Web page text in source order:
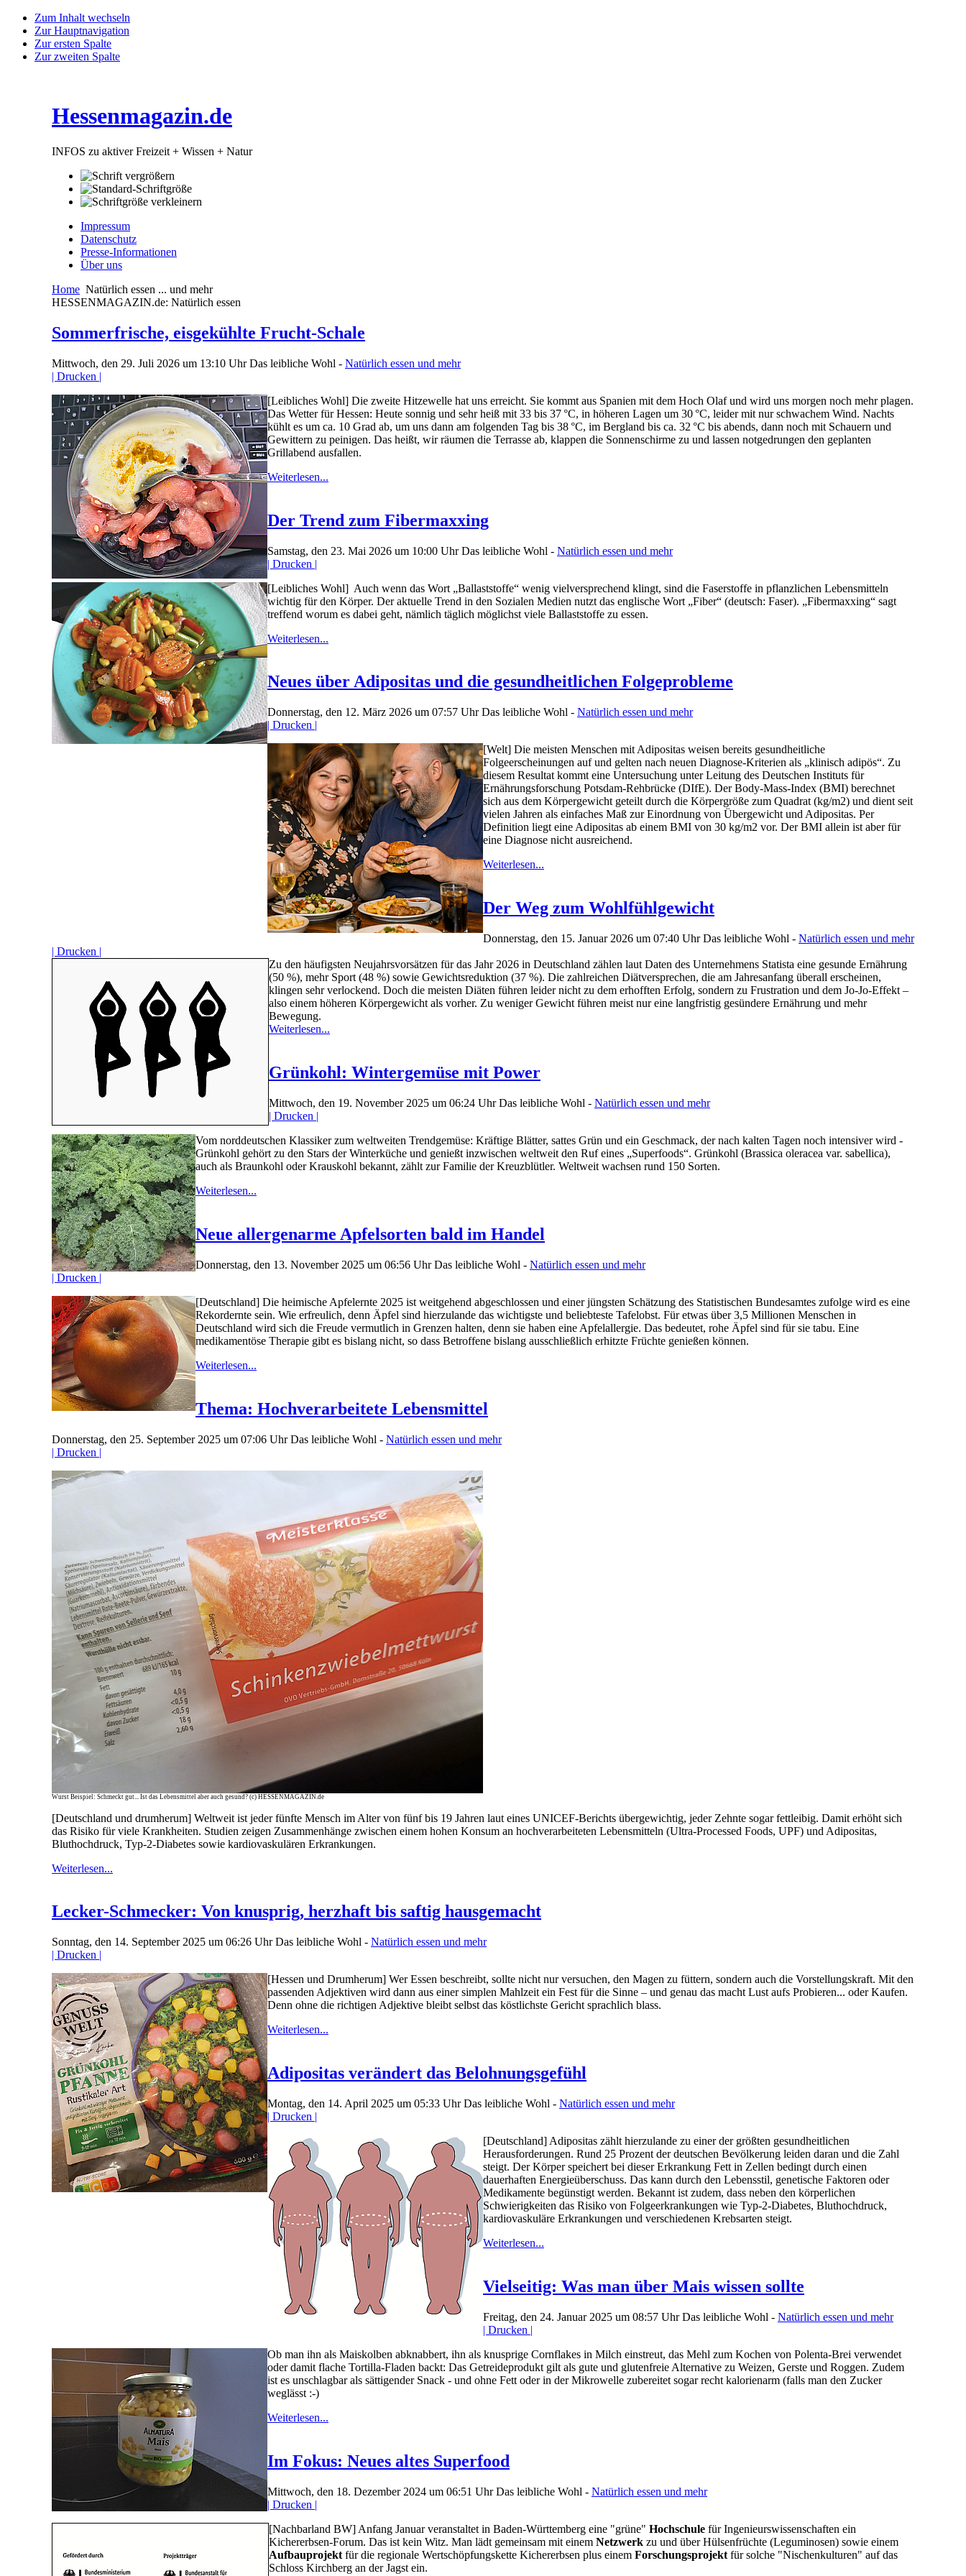
Zum Inhalt wechseln
Zur Hauptnavigation
Zur ersten Spalte
Zur zweiten Spalte
Hessenmagazin.de
INFOS zu aktiver Freizeit + Wissen + Natur
Impressum
Datenschutz
Presse-Informationen
Über uns
Home Natürlich essen ... und mehr
HESSENMAGAZIN.de: Natürlich essen
Sommerfrische, eisgekühlte Frucht-Schale
Mittwoch, den 29. Juli 2026 um 13:10 UhrDas leibliche Wohl - Natürlich essen und mehr
| Drucken |
[Leibliches Wohl] Die zweite Hitzewelle hat uns erreicht. Sie kommt aus Spanien mit dem Hoch Olaf und wird uns morgen noch mehr plagen.
Das Wetter für Hessen: Heute sonnig und sehr heiß mit 33 bis 37 °C, in höheren Lagen um 30 °C, leider mit nur schwachem Wind. Nachts
kühlt es um ca. 10 Grad ab, um uns dann am folgenden Tag bis 38 °C, im Bergland bis ca. 32 °C bis abends, dann noch mit Schauern und
Gewittern zu peinigen. Das heißt, wir räumen die Terrasse ab, klappen die Sonnenschirme zu und lassen notgedrungen den geplanten
Grillabend ausfallen.
Weiterlesen...
Der Trend zum Fibermaxxing
Samstag, den 23. Mai 2026 um 10:00 UhrDas leibliche Wohl - Natürlich essen und mehr
| Drucken |
[Leibliches Wohl] Auch wenn das Wort „Ballaststoffe“ wenig vielversprechend klingt, sind die Faserstoffe in pflanzlichen Lebensmitteln
wichtig für den Körper. Der aktuelle Trend in den Sozialen Medien nutzt das englische Wort „Fiber“ (deutsch: Faser). „Fibermaxxing“ sagt
treffend worum es dabei geht, nämlich täglich möglichst viele Ballaststoffe zu essen.
Weiterlesen...
Neues über Adipositas und die gesundheitlichen Folgeprobleme
Donnerstag, den 12. März 2026 um 07:57 UhrDas leibliche Wohl - Natürlich essen und mehr
| Drucken |
[Welt] Die meisten Menschen mit Adipositas weisen bereits gesundheitliche
Folgeerscheinungen auf und gelten nach neuen Diagnose-Kriterien als „klinisch adipös“. Zu
diesem Resultat kommt eine Untersuchung unter Leitung des Deutschen Instituts für
Ernährungsforschung Potsdam-Rehbrücke (DIfE). Der Body-Mass-Index (BMI) berechnet
sich aus dem Körpergewicht geteilt durch die Körpergröße zum Quadrat (kg/m2) und dient seit
vielen Jahren als einfaches Maß zur Einordnung von Übergewicht und Adipositas. Per
Definition liegt eine Adipositas ab einem BMI von 30 kg/m2 vor. Der BMI allein ist aber für
eine Diagnose nicht ausreichend.
Weiterlesen...
Der Weg zum Wohlfühlgewicht
Donnerstag, den 15. Januar 2026 um 07:40 UhrDas leibliche Wohl - Natürlich essen und mehr
| Drucken |
Zu den häufigsten Neujahrsvorsätzen für das Jahr 2026 in Deutschland zählen laut Daten des Unternehmens Statista eine gesunde Ernährung
(50 %), mehr Sport (48 %) sowie Gewichtsreduktion (37 %). Die zahlreichen Diätversprechen, die am Jahresanfang überall erscheinen,
klingen sehr verlockend. Doch die meisten Diäten führen leider nicht zu dem erhofften Erfolg, sondern zu Frustration und dem Jo-Jo-Effekt –
also einem höheren Körpergewicht als vorher. Zu weniger Gewicht führen meist nur eine langfristig gesündere Ernährung und mehr
Bewegung.
Weiterlesen...
Grünkohl: Wintergemüse mit Power
Mittwoch, den 19. November 2025 um 06:24 UhrDas leibliche Wohl - Natürlich essen und mehr
| Drucken |
Vom norddeutschen Klassiker zum weltweiten Trendgemüse: Kräftige Blätter, sattes Grün und ein Geschmack, der nach kalten Tagen noch intensiver wird -
Grünkohl gehört zu den Stars der Winterküche und genießt inzwischen weltweit den Ruf eines „Superfoods“. Grünkohl (Brassica oleracea var. sabellica),
auch als Braunkohl oder Krauskohl bekannt, zählt zur Familie der Kreuzblütler. Weltweit wachsen rund 150 Sorten.
Weiterlesen...
Neue allergenarme Apfelsorten bald im Handel
Donnerstag, den 13. November 2025 um 06:56 UhrDas leibliche Wohl - Natürlich essen und mehr
| Drucken |
[Deutschland] Die heimische Apfelernte 2025 ist weitgehend abgeschlossen und einer jüngsten Schätzung des Statistischen Bundesamtes zufolge wird es eine
Rekordernte sein. Wie erfreulich, denn Äpfel sind hierzulande das wichtigste und beliebteste Tafelobst. Für etwas über 3,5 Millionen Menschen in
Deutschland wird sich die Freude vermutlich in Grenzen halten, denn sie haben eine Apfelallergie. Das bedeutet, rohe Äpfel sind für sie tabu. Eine
medikamentöse Therapie gibt es bislang nicht, so dass Betroffene bislang ausschließlich erhitzte Früchte genießen können.
Weiterlesen...
Thema: Hochverarbeitete Lebensmittel
Donnerstag, den 25. September 2025 um 07:06 UhrDas leibliche Wohl - Natürlich essen und mehr
| Drucken |
Wurst Beispiel: Schmeckt gut... Ist das Lebensmittel aber auch gesund? (c) HESSENMAGAZIN.de
[Deutschland und drumherum] Weltweit ist jeder fünfte Mensch im Alter von fünf bis 19 Jahren laut eines UNICEF-Berichts übergewichtig, jeder Zehnte sogar fettleibig. Damit erhöht sich
das Risiko für viele Krankheiten. Studien zeigen Zusammenhänge zwischen einem hohen Konsum an hochverarbeiteten Lebensmitteln (Ultra-Processed Foods, UPF) und Adipositas,
Bluthochdruck, Typ-2-Diabetes sowie kardiovaskulären Erkrankungen.
Weiterlesen...
Lecker-Schmecker: Von knusprig, herzhaft bis saftig hausgemacht
Sonntag, den 14. September 2025 um 06:26 UhrDas leibliche Wohl - Natürlich essen und mehr
| Drucken |
[Hessen und Drumherum] Wer Essen beschreibt, sollte nicht nur versuchen, den Magen zu füttern, sondern auch die Vorstellungskraft. Mit den
passenden Adjektiven wird dann aus einer simplen Mahlzeit ein Fest für die Sinne – und genau das macht Lust aufs Probieren... oder Kaufen.
Denn ohne die richtigen Adjektive bleibt selbst das köstlichste Gericht sprachlich blass.
Weiterlesen...
Adipositas verändert das Belohnungsgefühl
Montag, den 14. April 2025 um 05:33 UhrDas leibliche Wohl - Natürlich essen und mehr
| Drucken |
[Deutschland] Adipositas zählt hierzulande zu einer der größten gesundheitlichen
Herausforderungen. Rund 25 Prozent der deutschen Bevölkerung leiden daran und die Zahl
steigt. Der Körper speichert bei dieser Erkrankung Fett in Zellen bedingt durch einen
dauerhaften Energieüberschuss. Das kann durch den Lebensstil, genetische Faktoren oder
Medikamente begünstigt werden. Bekannt ist zudem, dass neben den körperlichen
Schwierigkeiten das Risiko von Folgeerkrankungen wie Typ-2-Diabetes, Bluthochdruck,
kardiovaskuläre Erkrankungen und verschiedenen Krebsarten steigt.
Weiterlesen...
Vielseitig: Was man über Mais wissen sollte
Freitag, den 24. Januar 2025 um 08:57 UhrDas leibliche Wohl - Natürlich essen und mehr
| Drucken |
Ob man ihn als Maiskolben abknabbert, ihn als knusprige Cornflakes in Milch einstreut, das Mehl zum Kochen von Polenta-Brei verwendet
oder damit flache Tortilla-Fladen backt: Das Getreideprodukt gilt als gute und glutenfreie Alternative zu Weizen, Gerste und Roggen. Zudem
ist es unschlagbar als sättigender Snack - und ohne Fett oder in der Mikrowelle zubereitet sogar recht kalorienarm (falls man den Zucker
weglässt :-)
Weiterlesen...
Im Fokus: Neues altes Superfood
Mittwoch, den 18. Dezember 2024 um 06:51 UhrDas leibliche Wohl - Natürlich essen und mehr
| Drucken |
[Nachbarland BW] Anfang Januar veranstaltet in Baden-Württemberg eine "grüne" Hochschule für Ingenieurswissenschaften ein
Kichererbsen-Forum. Das ist kein Witz. Man lädt gemeinsam mit einem Netzwerk zu und über Hülsenfrüchte (Leguminosen) sowie einem
Aufbauprojekt für die regionale Wertschöpfungskette Kichererbsen plus einem Forschungsprojekt für solche "Nischenkulturen" auf das
Schloss Kirchberg an der Jagst ein.